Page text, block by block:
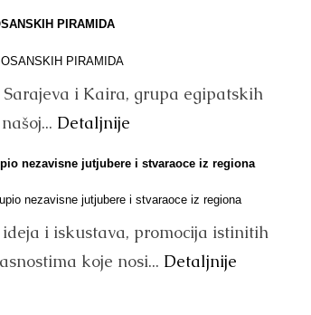
PIRAMIDA
i Kaira, grupa egipatskih
Detaljnije
nezavisne jutjubere i stvaraoce iz regiona
i iskustava, promocija istinitih
koje nosi... Detaljnije